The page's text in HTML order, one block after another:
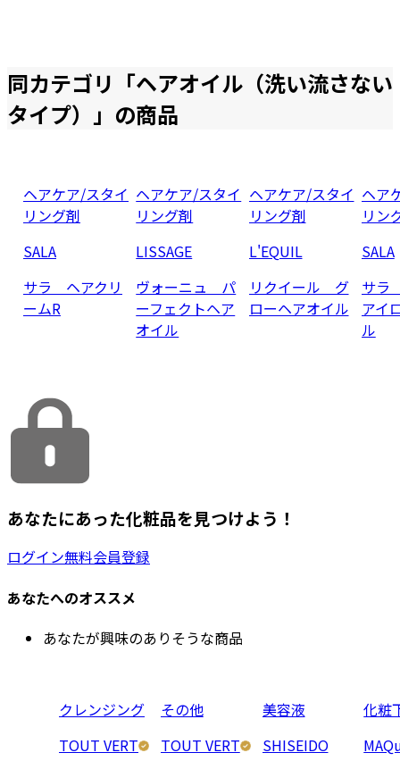
同カテゴリ「ヘアオイル（洗い流さない
タイプ） 」の商品
ヘアケア/スタイ
リング剤
SALA
サラ ヘアクリ
ームR
ヘアケア/スタイ
リング剤
LISSAGE
ヴォーニュ パ
ーフェクトヘア
オイル
ヘアケア/スタイ
リング剤
L'EQUIL
リクイール グ
ローヘアオイル
ヘア
リン
SALA
サラ
アイ
ル
あなたにあった化粧品を見つけよう！
ログイン無料会員登録
あなたへのオススメ
あなたが興味のありそうな商品
クレンジング
TOUT VERT
その他
TOUT VERT
美容液
SHISEIDO
化粧